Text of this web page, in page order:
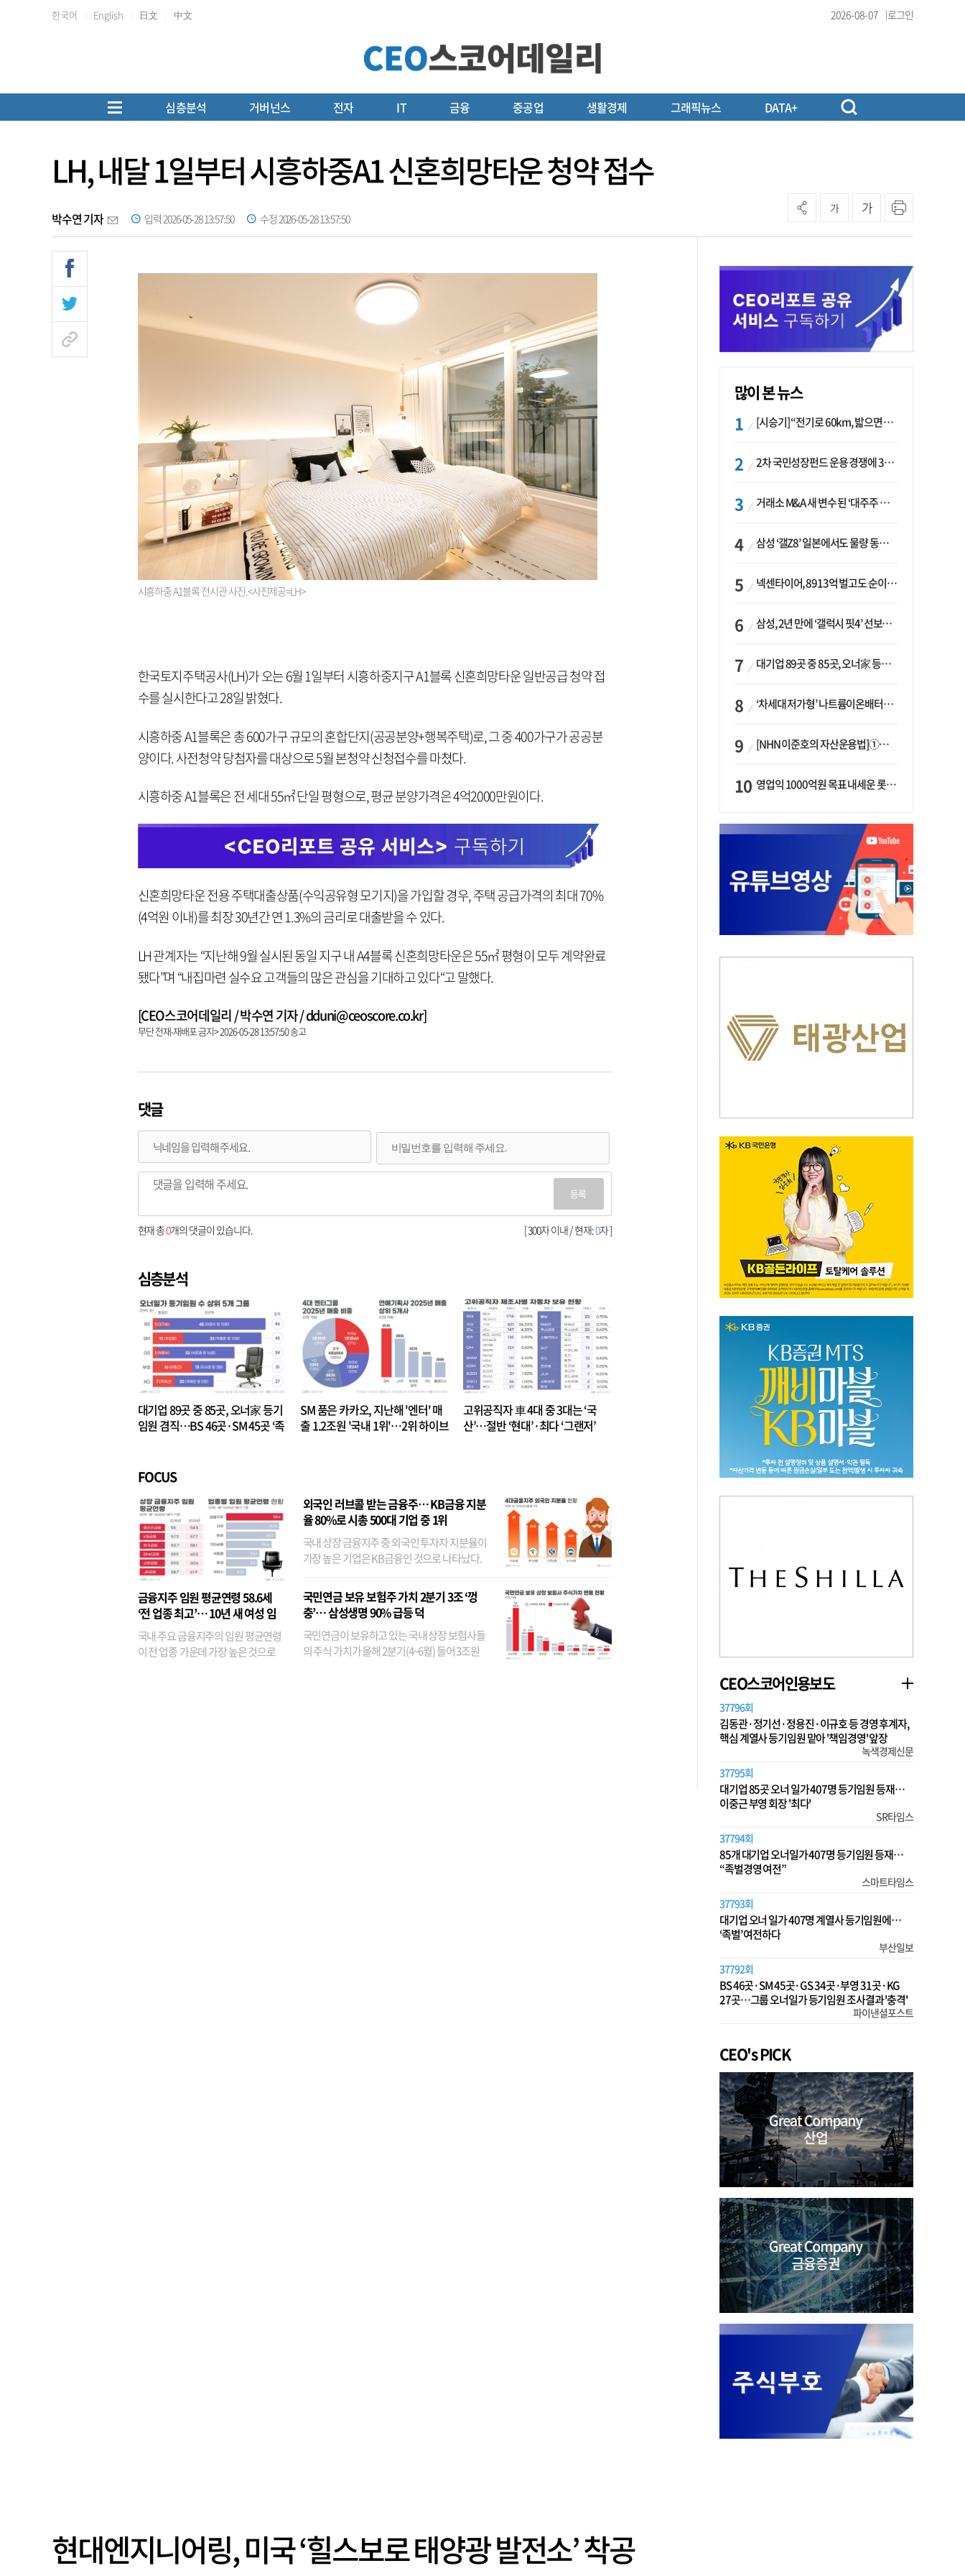
한국어 English 日文 中文 2026-08-07 로그인
심층분석 거버넌스 전자 IT 금융 중공업 생활경제 그래픽뉴스 DATA+
LH, 내달 1일부터 시흥하중A1 신혼희망타운 청약 접수
박수연 기자 입력 2026-05-28 13:57:50 수정 2026-05-28 13:57:50
가 가
시흥하중 A1블록 전시관 사진.<사진제공=LH>
한국토지주택공사(LH)가 오는 6월 1일부터 시흥하중지구 A1블록 신혼희망타운 일반공급 청약 접
수를 실시한다고 28일 밝혔다.
시흥하중 A1블록은 총 600가구 규모의 혼합단지(공공분양+행복주택)로, 그 중 400가구가 공공분
양이다. 사전청약 당첨자를 대상으로 5월 본청약 신청접수를 마쳤다.
시흥하중 A1블록은 전 세대 55㎡ 단일 평형으로, 평균 분양가격은 4억2000만원이다.
신혼희망타운 전용 주택대출상품(수익공유형 모기지)을 가입할 경우, 주택 공급가격의 최대 70%
(4억원 이내)를 최장 30년간 연 1.3%의 금리로 대출받을 수 있다.
LH 관계자는 “지난해 9월 실시된 동일 지구 내 A4블록 신혼희망타운은 55㎡ 평형이 모두 계약완료
됐다”며 “내집마련 실수요 고객들의 많은 관심을 기대하고 있다“고 말했다.
[CEO스코어데일리 / 박수연 기자 / dduni@ceoscore.co.kr]
무단 전재-재배포 금지> 2026-05-28 13:57:50 송고
댓글
등록
[ 300자 이내 / 현재:0자 ]
현재 총0개의 댓글이 있습니다.
심층분석
대기업 89곳 중 85곳, 오너家 등기
임원 겸직…BS 46곳·SM 45곳 ‘족
SM 품은 카카오, 지난해 '엔터' 매
출 1.2조원 '국내 1위'…2위 하이브
고위공직자 車 4대 중 3대는 ‘국
산’…절반 ‘현대’·최다 ‘그랜저’
FOCUS
금융지주 임원 평균연령 58.6세
‘전 업종 최고’… 10년 새 여성 임
원은 14배 껑충
국내 주요 금융지주의 임원 평균연령
이 전 업종 가운데 가장 높은 것으로
외국인 러브콜 받는 금융주… KB금융 지분
율 80%로 시총 500대 기업 중 1위
국내 상장 금융지주 중 외국인 투자자 지분율이
가장 높은 기업은 KB금융인 것으로 나타났다.
융이었다. 특히 KB금융은 지난달 말 기준 해외
기관투자자 지분율이...
국민연금 보유 보험주 가치 2분기 3조 ‘껑
충’… 삼성생명 90% 급등 덕
국민연금이 보유하고 있는 국내 상장 보험사들
의 주식 가치가 올해 2분기(4~6월) 들어 3조원
많이 본 뉴스
[시승기] “전기로 60km, 밟으면 462마력”…볼보 XC60 T8의 두 얼굴
2차 국민성장펀드 운용 경쟁에 33개사 몰렸다…신한·하나 등 새 얼굴 대거 합류
거래소 M&A 새 변수 된 ‘대주주 심사’…네이버·두나무 결합도 영향권
삼성 ‘갤Z8’ 일본에서도 물량 동났다…애플 참전 앞두고 선두 수성 ‘시험대’
넥센타이어, 8913억 벌고도 순이익 2억…유럽 세부담에 이익 증발
삼성, 2년 만에 ‘갤럭시 핏4’ 선보이나…웨어러블 생태계 확장 ‘시동’
대기업 89곳 중 85곳, 오너家 등기임원 겸직…BS 46곳·SM 45곳 ‘족벌경영’ 고착화
‘차세대 저가형’ 나트륨이온배터리 시대 오나…LG화학·에코프로, 상용화 속도낸다
[NHN 이준호의 자산운용법]①이니시오·JLC ‘부동산’-JLC파트너스 ‘투자’…“부동산 담보대출로 투자재원 확보”
영업익 1000억원 목표 내세운 롯데마트…하반기 ‘오카도’ 시험대
CEO스코어인용보도
37796회
김동관·정기선·정용진·이규호 등 경영 후계자,
핵심 계열사 등기임원 맡아 '책임경영' 앞장
녹색경제신문
37795회
대기업 85곳 오너 일가 407명 등기임원 등재…
이중근 부영 회장 '최다'
SR타임스
37794회
85개 대기업 오너일가 407명 등기임원 등재…
“족벌경영 여전”
스마트타임스
37793회
대기업 오너 일가 407명 계열사 등기임원에…
‘족벌’ 여전하다
부산일보
37792회
BS 46곳·SM 45곳·GS 34곳·부영 31곳·KG
27곳…그룹 오너일가 등기임원 조사결과 '충격'
파이낸셜포스트
CEO's PICK
현대엔지니어링, 미국 ‘힐스보로 태양광 발전소’ 착공